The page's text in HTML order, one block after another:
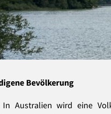
Bevölkerung
In Australien wird eine